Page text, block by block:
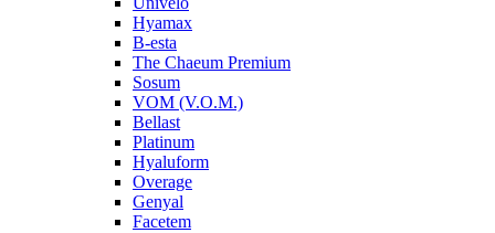
Hyamax
B-esta
The Chaeum Premium
Sosum
VOM (V.O.M.)
Bellast
Platinum
Hyaluform
Overage
Genyal
Facetem